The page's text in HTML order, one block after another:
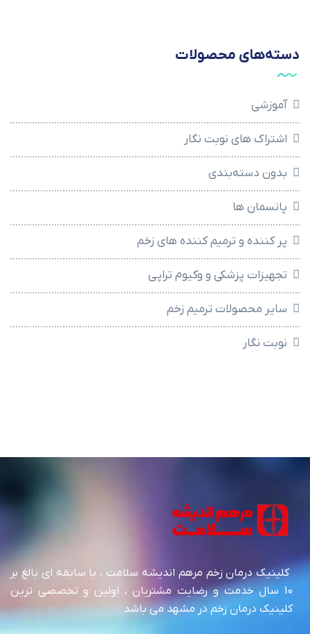
دسته‌های محصولات
آموزشی
اشتراک های نوبت نگار
بدون دسته‌بندی
پانسمان ها
پر کننده و ترمیم کننده های زخم
تجهیزات پزشکی و وکیوم تراپی
سایر محصولات ترمیم زخم
نوبت نگار
کلینیک درمان زخم مرهم اندیشه سلامت ، با سابقه ای بالغ بر
10 سال خدمت و رضایت مشتریان ، اولین و تخصصی ترین
کلینیک درمان زخم در مشهد می باشد